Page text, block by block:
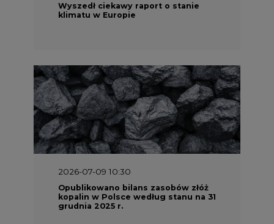
Wyszedł ciekawy raport o stanie
klimatu w Europie
2026-07-09 10:30
Opublikowano bilans zasobów złóż
kopalin w Polsce według stanu na 31
grudnia 2025 r.